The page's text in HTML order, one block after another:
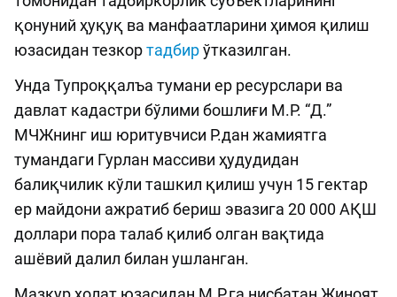
қонуний ҳуқуқ ва манфаатларини ҳимоя қилиш
юзасидан тезкортадбирўтказилган.
Унда Тупроққалъа тумани ер ресурслари ва
давлат кадастри бўлими бошлиғи М.Р. “Д.”
МЧЖнинг иш юритувчиси Р.дан жамиятга
тумандаги Гурлан массиви ҳудудидан
балиқчилик кўли ташкил қилиш учун 15 гектар
ер майдони ажратиб бериш эвазига 20 000 АҚШ
доллари пора талаб қилиб олган вақтида
ашёвий далил билан ушланган.